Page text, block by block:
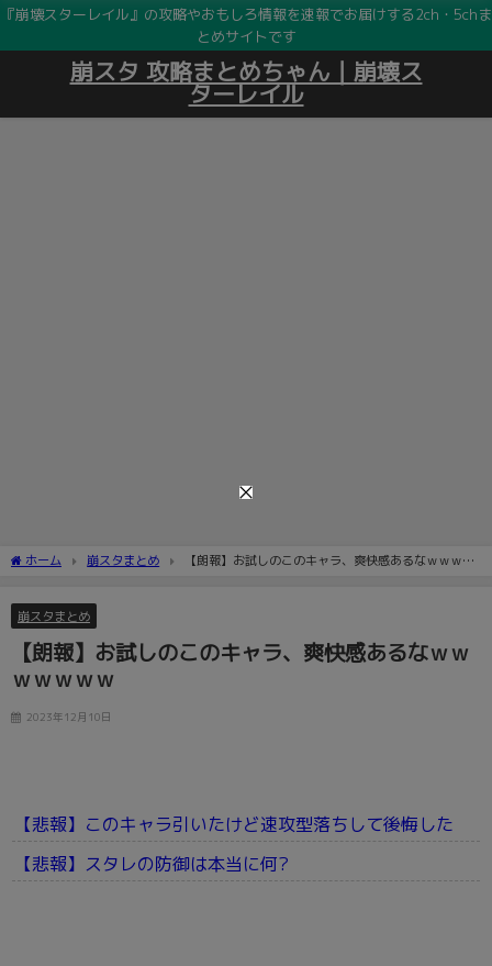
『崩壊スターレイル』の攻略やおもしろ情報を速報でお届けする2ch・5chま
とめサイトです
崩スタ 攻略まとめちゃん｜崩壊ス
ターレイル
ホーム 崩スタまとめ
【朗報】お試しのこのキャラ、爽快感あるなｗｗｗｗ
崩スタまとめ
【朗報】お試しのこのキャラ、爽快感あるなｗｗ
ｗｗｗｗｗ
2023年12月10日
【悲報】このキャラ引いたけど速攻型落ちして後悔した
【悲報】スタレの防御は本当に何?